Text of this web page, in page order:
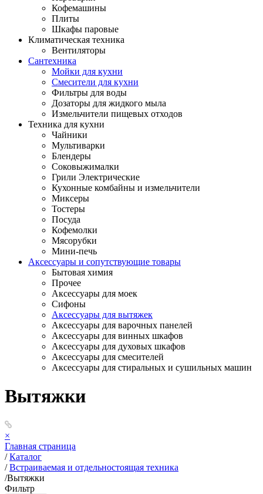
Кофемашины
Плиты
Шкафы паровые
Климатическая техника
Вентиляторы
Сантехника
Мойки для кухни
Смесители для кухни
Фильтры для воды
Дозаторы для жидкого мыла
Измельчители пищевых отходов
Техника для кухни
Чайники
Мультиварки
Блендеры
Соковыжималки
Грили Электрические
Кухонные комбайны и измельчители
Миксеры
Тостеры
Посуда
Кофемолки
Мясорубки
Мини-печь
Аксессуары и сопутствующие товары
Бытовая химия
Прочее
Аксессуары для моек
Сифоны
Аксессуары для вытяжек
Аксессуары для варочных панелей
Аксессуары для винных шкафов
Аксессуары для духовых шкафов
Аксессуары для смесителей
Аксессуары для стиральных и сушильных машин
Вытяжки
×
Главная страница
/ Каталог
/ Встраиваемая и отдельностоящая техника
/Вытяжки
Фильтр